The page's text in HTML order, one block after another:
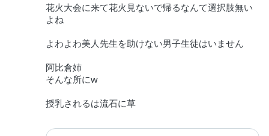
花火大会に来て花火見ないで帰るなんて選択肢無い
よね
よわよわ美人先生を助けない男子生徒はいません
阿比倉姉
そんな所にw
授乳されるは流石に草